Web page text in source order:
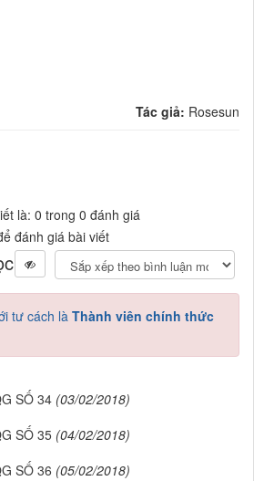
Tác giả: Rosesun
là: 0 trong 0 đánh giá
đánh giá bài viết
tư cách là Thành viên chính thức
SỐ 34 (03/02/2018)
SỐ 35 (04/02/2018)
SỐ 36 (05/02/2018)